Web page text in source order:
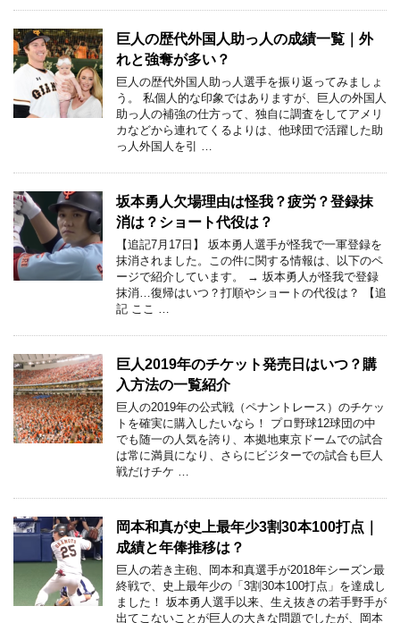
巨人の歴代外国人助っ人の成績一覧｜外
れと強奪が多い？
巨人の歴代外国人助っ人選手を振り返ってみましょ
う。 私個人的な印象ではありますが、巨人の外国人
助っ人の補強の仕方って、独自に調査をしてアメリ
カなどから連れてくるよりは、他球団で活躍した助
っ人外国人を引 …
坂本勇人欠場理由は怪我？疲労？登録抹
消は？ショート代役は？
【追記7月17日】 坂本勇人選手が怪我で一軍登録を
抹消されました。この件に関する情報は、以下のペ
ージで紹介しています。 → 坂本勇人が怪我で登録
抹消…復帰はいつ？打順やショートの代役は？ 【追
記 ここ …
巨人2019年のチケット発売日はいつ？購
入方法の一覧紹介
巨人の2019年の公式戦（ペナントレース）のチケッ
トを確実に購入したいなら！ プロ野球12球団の中
でも随一の人気を誇り、本拠地東京ドームでの試合
は常に満員になり、さらにビジターでの試合も巨人
戦だけチケ …
岡本和真が史上最年少3割30本100打点｜
成績と年俸推移は？
巨人の若き主砲、岡本和真選手が2018年シーズン最
終戦で、史上最年少の「3割30本100打点」を達成し
ました！ 坂本勇人選手以来、生え抜きの若手野手が
出てこないことが巨人の大きな問題でしたが、岡本